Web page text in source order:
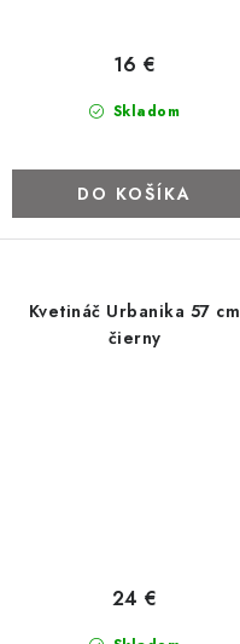
Skladom
16 €
DO KOŠÍKA
Kvetináč Urbanika 57 cm
čierny
24 €